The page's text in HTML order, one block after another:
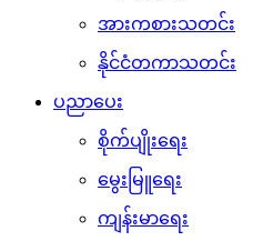
မွေးမြူရေး
ကျန်းမာရေး
လက်မှုပညာ
စစ်ဘက်ဥပဒေ
လစာနှင့်စရိတ်နှုန်းထား
အထွေထွေဗဟုသုတ